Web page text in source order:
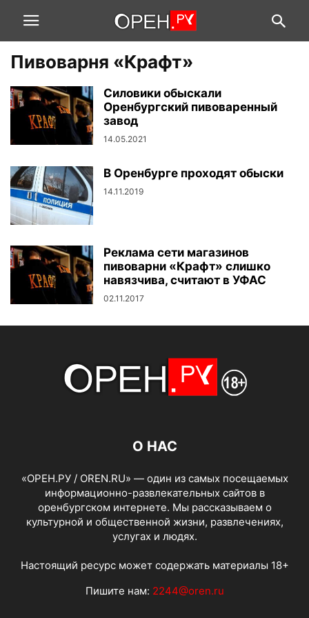
Пивоварня «Крафт»
Силовики обыскали
Оренбургский пивоваренный
завод
14.05.2021
В Оренбурге проходят обыски
14.11.2019
Реклама сети магазинов
пивоварни «Крафт» слишко
навязчива, считают в УФАС
02.11.2017
О НАС
«ОРЕН.РУ / OREN.RU» — один из самых посещаемых
информационно-развлекательных сайтов в
оренбургском интернете. Мы рассказываем о
культурной и общественной жизни, развлечениях,
услугах и людях.
Настоящий ресурс может содержать материалы 18+
Пишите нам: 2244@oren.ru